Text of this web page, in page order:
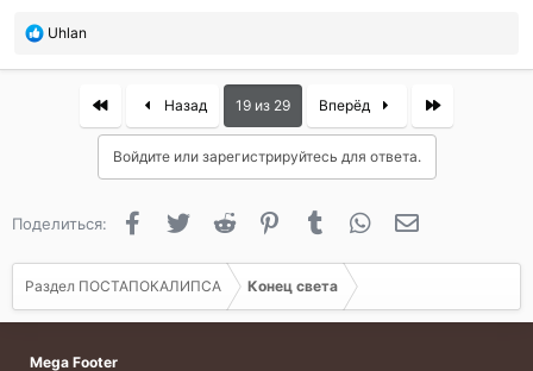
П
б
р
л
и
:
Uhlan
Назад 19 из 29 Вперёд Last
Войдите или зарегистрируйтесь для ответа.
Поделиться: FacebookTwitter Reddit PinterestTumblr WhatsApp
Раздел ПОСТАПОКАЛИПСА Конец света
Mega Footer